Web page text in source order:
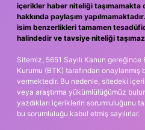
içerikler haber niteliği taşımamakta
hakkında paylaşım
isim benzerlikleri tamamen
halindedir ve tavsiye niteliği
Sitemiz, 5651 Sayılı Kanun
Kurumu (BTK) tarafından onaylanmış
vermektedir. Bu nedenle, sitedeki
veya araştırma yükümlülüğümüz
yazdıkları içeriklerin sorumluluğunu
bu sorumluluğu kabul etmiş sayılırlar.